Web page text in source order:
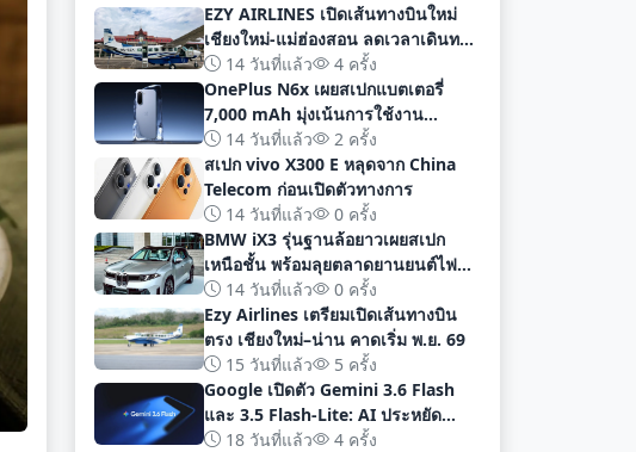
EZY AIRLINES เปิดเส้นทางบินใหม่
เชียงใหม่-แม่ฮ่องสอน ลดเวลาเดินทาง
เหลือเพียง 40 นาที
14 วันที่แล้ว
4 ครั้ง
OnePlus N6x เผยสเปกแบตเตอรี่
7,000 mAh มุ่งเน้นการใช้งาน
ยาวนานก่อนเปิดตัวอย่างเป็นทางการ
14 วันที่แล้ว
2 ครั้ง
สเปก vivo X300 E หลุดจาก China
Telecom ก่อนเปิดตัวทางการ
14 วันที่แล้ว
0 ครั้ง
BMW iX3 รุ่นฐานล้อยาวเผยสเปก
เหนือชั้น พร้อมลุยตลาดยานยนต์ไฟฟ้า
จีนด้วยระยะทาง 919 กม
14 วันที่แล้ว
0 ครั้ง
Ezy Airlines เตรียมเปิดเส้นทางบิน
ตรง เชียงใหม่–น่าน คาดเริ่ม พ.ย. 69
15 วันที่แล้ว
5 ครั้ง
Google เปิดตัว Gemini 3.6 Flash
และ 3.5 Flash-Lite: AI ประหยัด
ต้นทุน ประสิทธิภาพสูง สำหรับนัก
18 วันที่แล้ว 4 ครั้ง